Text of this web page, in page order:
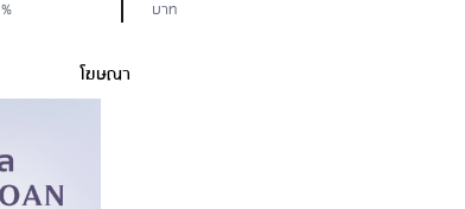
% บาท
โฆษณา